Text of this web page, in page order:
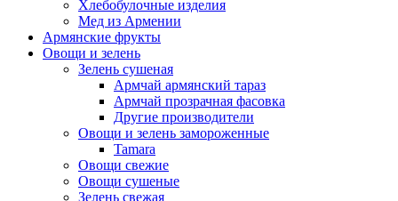
Хлебобулочные изделия
Мед из Армении
Армянские фрукты
Овощи и зелень
Зелень сушеная
Армчай армянский тараз
Армчай прозрачная фасовка
Другие производители
Овощи и зелень замороженные
Tamara
Овощи свежие
Овощи сушеные
Зелень свежая